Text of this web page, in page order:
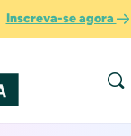
Inscreva-se agora